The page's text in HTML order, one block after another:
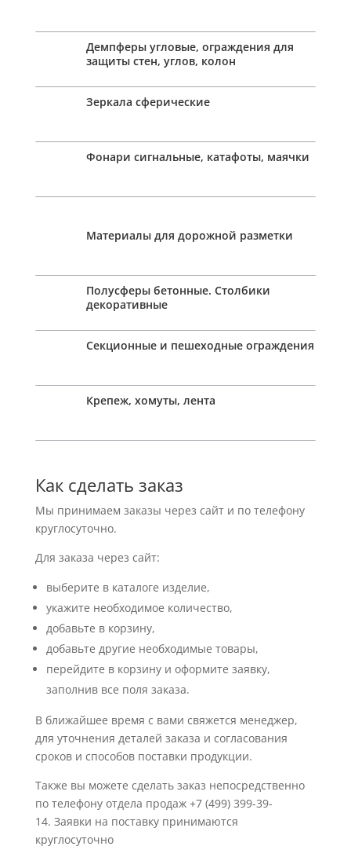
Демпферы угловые, ограждения для
защиты стен, углов, колон
Зеркала сферические
Фонари сигнальные, катафоты, маячки
Материалы для дорожной разметки
Полусферы бетонные. Столбики
декоративные
Секционные и пешеходные ограждения
Крепеж, хомуты, лента
Как сделать заказ
Мы принимаем заказы через сайт и по телефону
круглосуточно.
Для заказа через сайт:
выберите в каталоге изделие,
укажите необходимое количество,
добавьте в корзину,
добавьте другие необходимые товары,
перейдите в корзину и оформите заявку,
заполнив все поля заказа.
В ближайшее время с вами свяжется менеджер,
для уточнения деталей заказа и согласования
сроков и способов поставки продукции.
Также вы можете сделать заказ непосредственно
по телефону отдела продаж +7 (499) 399-39-
14. Заявки на поставку принимаются
круглосуточно